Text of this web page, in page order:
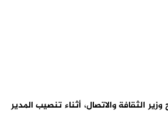
الثقافة والاتصال، أثناء تنصيب المدير